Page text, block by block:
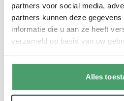
partners voor social media,
partners kunnen deze
informatie die u aan ze heeft
verzameld op basis van uw
Alles
Villeroy & Boch Ella